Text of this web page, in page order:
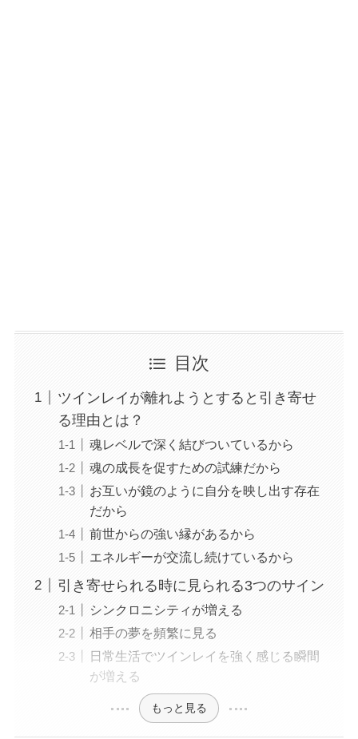
目次
ツインレイが離れようとすると引き寄せ
る理由とは？
魂レベルで深く結びついているから
魂の成長を促すための試練だから
お互いが鏡のように自分を映し出す存在
だから
前世からの強い縁があるから
エネルギーが交流し続けているから
引き寄せられる時に見られる3つのサイン
シンクロニシティが増える
相手の夢を頻繁に見る
日常生活でツインレイを強く感じる瞬間
が増える
もっと見る